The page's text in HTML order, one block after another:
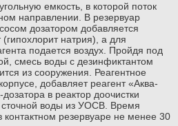
емкость, в которой поток
направлении. В резервуар
дозатором добавляется
натрия), а для
подается воздух. Пройдя под
смесь воды с дезинфиктантом
из сооружения. Реагентное
добавляет реагент «Аква-
в реактор доочистки
воды из УОСВ. Время
резервуаре не менее 30